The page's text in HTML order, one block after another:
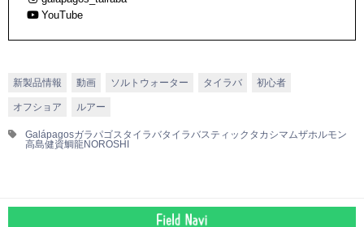
YouTube
新製品情報 動画 ソルトウォーター タイラバ 初心者
オフショア ルアー
Galápagosガラパゴスタイラバタイラバスティック タカシマムザホルモン
高島健資鯛龍NOROSHI